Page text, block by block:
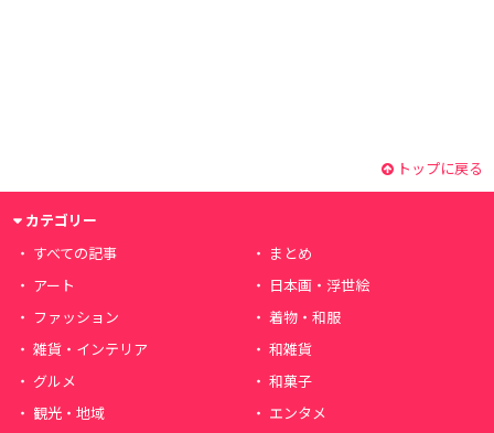
トップに戻る
カテゴリー
すべての記事
まとめ
アート
日本画・浮世絵
ファッション
着物・和服
雑貨・インテリア
和雑貨
グルメ
和菓子
観光・地域
エンタメ